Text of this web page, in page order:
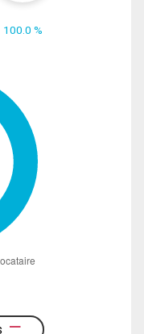
100.0 %